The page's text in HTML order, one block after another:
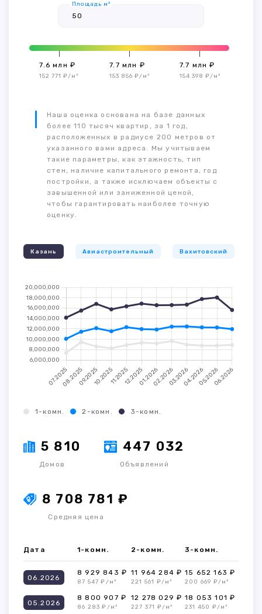
Площадь м²
7.6 млн ₽
152 771 ₽/м²
7.7 млн ₽
153 856 ₽/м²
7.7 млн ₽
154 398 ₽/м²
Наша оценка основана на базе данных
более 110 тысяч квартир, за 1 год,
расположенных в радиусе 200 метров от
указанного вами адреса. Мы учитываем
такие параметры, как этажность, тип
стен, наличие капитального ремонта, год
постройки, а также исключаем объекты с
завышенной или заниженной ценой,
чтобы гарантировать наиболее точную
оценку.
Казань Авиастроительный Вахитовский
1-комн. 2-комн. 3-комн.
5 810
Домов
447 032
Объявлений
8 708 781 ₽
Средняя цена
Дата 1-комн. 2-комн. 3-комн.
06.2026
8 929 843 ₽
87 547 ₽/м²
11 964 284 ₽
221 561 ₽/м²
15 652 163 ₽
200 669 ₽/м²
05.2026
8 800 907 ₽
86 283 ₽/м²
12 278 029 ₽
227 371 ₽/м²
18 053 101 ₽
231 450 ₽/м²